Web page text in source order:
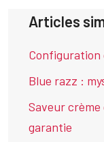
Articles
Configuration
Blue razz :
Saveur
garantie